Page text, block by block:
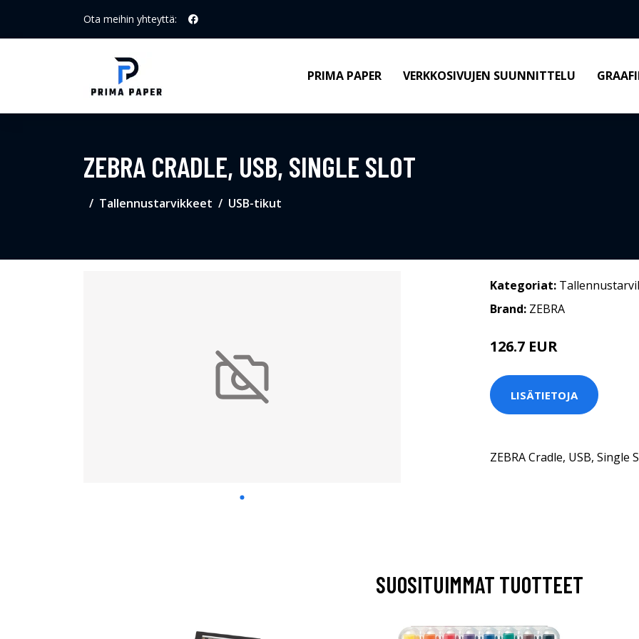
Ota meihin yhteyttä:
PRIMA PAPER VERKKOSIVUJEN SUUNNITTELU
ZEBRA CRADLE, USB, SINGLE SLOT
Tallennustarvikkeet USB-tikut
Kategoriat:
Brand: ZEBRA
126.7 EUR
LISÄTIETOJA
ZEBRA Cradle, USB, Single
SUOSITUIMMAT TUOTTEET